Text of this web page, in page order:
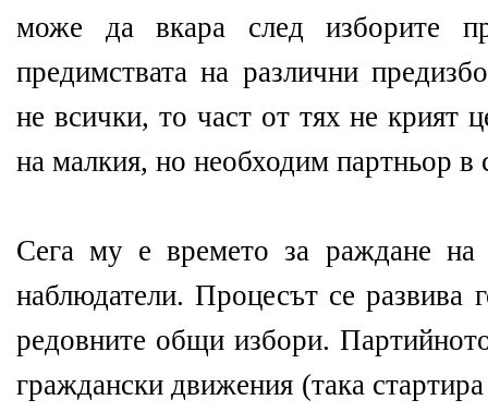
може да вкара след изборите
предимствата на различни
не всички, то част от тях не крият
на малкия, но необходим партньор в
Сега му е времето за раждане на
наблюдатели. Процесът се развива
редовните общи избори.
граждански движения (така